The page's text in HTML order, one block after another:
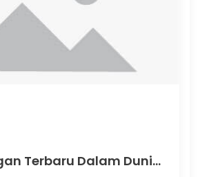
Perkembangan Terbaru Dalam Dunia Politik Australia